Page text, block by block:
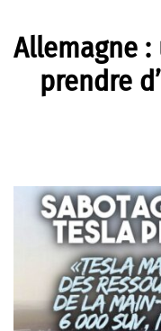
Allemagne
prendre